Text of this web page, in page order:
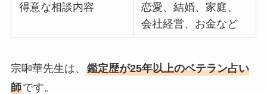
得意な相談内容
恋愛、結婚、家庭、
会社経営、お金など
宗啝華先生は、 鑑定歴が25年以上のベテラン占い
師です。